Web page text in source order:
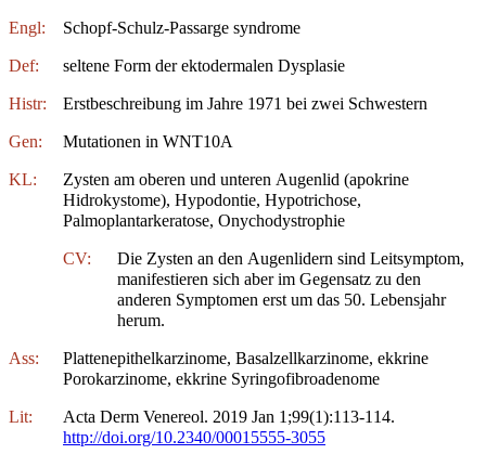
Engl: Schopf-Schulz-Passarge syndrome
Def: seltene Form der ektodermalen Dysplasie
Histr: Erstbeschreibung im Jahre 1971 bei zwei Schwestern
Gen: Mutationen in WNT10A
KL:
Zysten am oberen und unteren Augenlid (apokrine
Hidrokystome), Hypodontie, Hypotrichose,
Palmoplantarkeratose, Onychodystrophie
CV:
Die Zysten an den Augenlidern sind Leitsymptom,
manifestieren sich aber im Gegensatz zu den
anderen Symptomen erst um das 50. Lebensjahr
herum.
Ass:
Plattenepithelkarzinome, Basalzellkarzinome, ekkrine
Porokarzinome, ekkrine Syringofibroadenome
Lit:
Acta Derm Venereol. 2019 Jan 1;99(1):113-114.
http://doi.org/10.2340/00015555-3055